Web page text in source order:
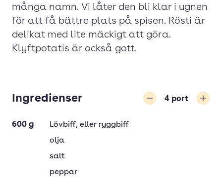
många namn. Vi låter den bli klar i ugnen
för att få bättre plats på spisen. Rösti är
delikat med lite mäckigt att göra.
Klyftpotatis är också gott.
Ingredienser 4 port
600 g Lövbiff, eller ryggbiff
olja
salt
peppar